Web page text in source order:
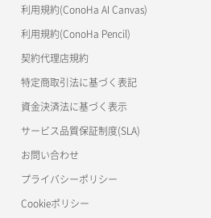
利用規約(ConoHa AI Canvas)
利用規約(ConoHa Pencil)
契約代理店規約
特定商取引法に基づく表記
資金決済法に基づく表示
サービス品質保証制度(SLA)
お問い合わせ
プライバシーポリシー
Cookieポリシー